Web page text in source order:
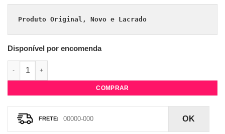
Produto Original, Novo e Lacrado
Disponível por encomenda
CD Madonna - Confessions II (Premium Edition) quantidade
COMPRAR
OK